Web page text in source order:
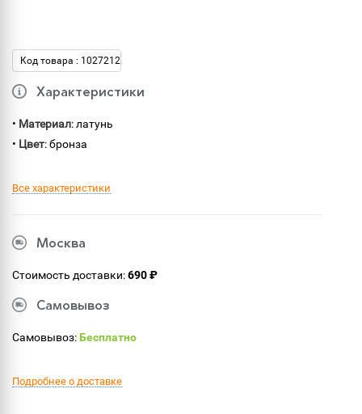
Код товара : 1027212
Характеристики
• Материал: латунь
• Цвет: бронза
Все характеристики
Москва
Стоимость доставки:690 ₽
Самовывоз
Самовывоз:Бесплатно
Подробнее о доставке